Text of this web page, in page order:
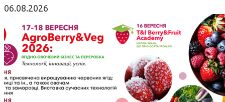
06.08.2026